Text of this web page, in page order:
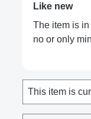
Like new
The item is
no or only
This item is